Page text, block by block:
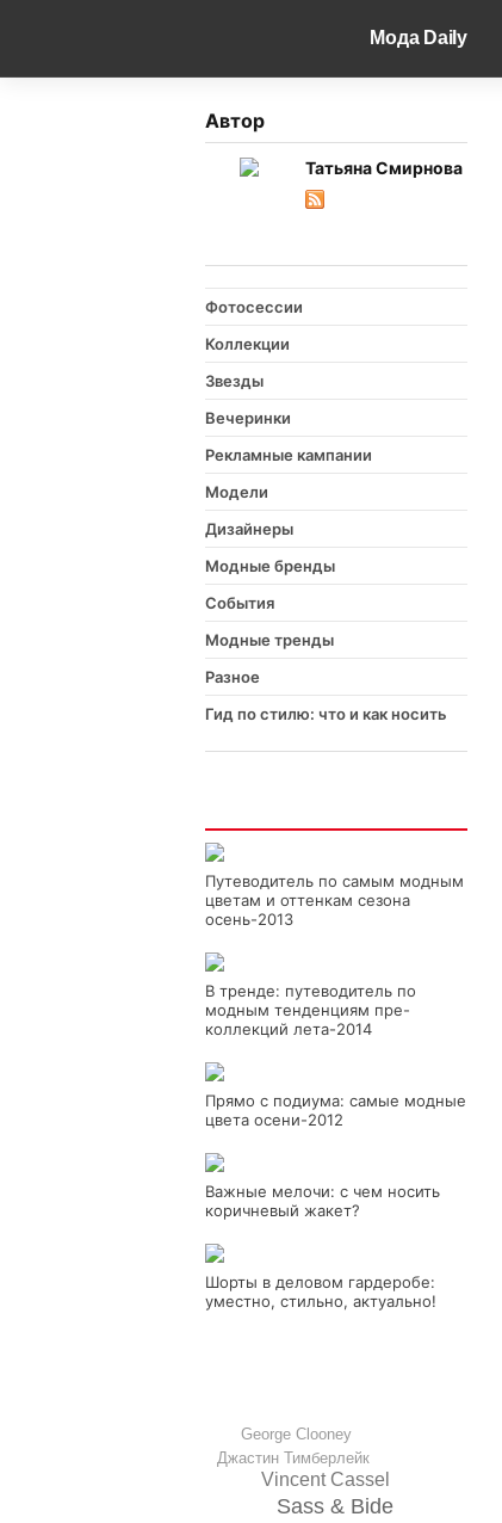
Мода Daily
Автор
Татьяна Смирнова
Фотосессии
Коллекции
Звезды
Вечеринки
Рекламные кампании
Модели
Дизайнеры
Модные бренды
События
Модные тренды
Разное
Гид по стилю: что и как носить
Путеводитель по самым модным
цветам и оттенкам сезона
осень-2013
В тренде: путеводитель по
модным тенденциям пре-
коллекций лета-2014
Прямо с подиума: самые модные
цвета осени-2012
Важные мелочи: с чем носить
коричневый жакет?
Шорты в деловом гардеробе:
уместно, стильно, актуально!
Sass & Bide
Vincent Cassel
Джастин Тимберлейк
George Clooney